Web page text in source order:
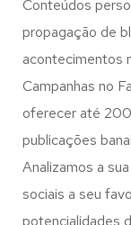
Conteúdos
propagação de
acontecimentos
Campanhas no
oferecer até
publicações
Analizamos a
sociais a seu
potencialidades